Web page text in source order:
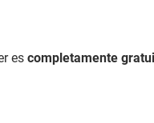
es completamente